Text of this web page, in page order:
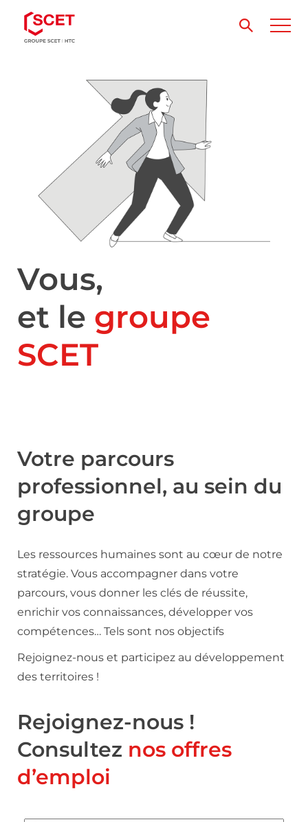
Vous,
et le groupe
SCET
Votre parcours
professionnel, au sein du
groupe
Les ressources humaines sont au cœur de notre
stratégie. Vous accompagner dans votre
parcours, vous donner les clés de réussite,
enrichir vos connaissances, développer vos
compétences… Tels sont nos objectifs
Rejoignez-nous et participez au développement
des territoires !
Rejoignez-nous !
Consultez nos offres
d’emploi